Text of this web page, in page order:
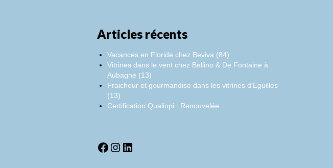
Articles récents
Vacances en Floride chez Beviva (84)
Vitrines dans le vent chez Bellino & De Fontaine à
Aubagne (13)
Fraicheur et gourmandise dans les vitrines d’Eguilles
(13)
Certification Qualiopi : Renouvelée
Facebook
Instagram
LinkedIn